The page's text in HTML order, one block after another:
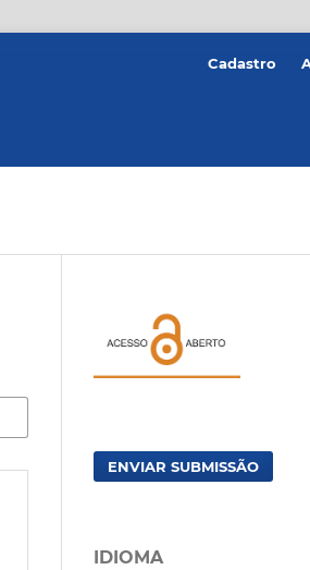
Cadastro
ENVIAR SUBMISSÃO
IDIOMA